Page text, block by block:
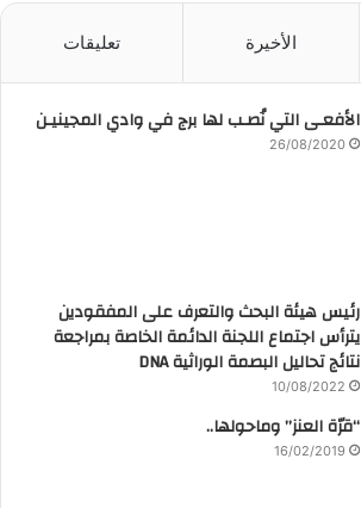
الأخيرة تعليقات
الأفعـى التي نُصـب لها برج في وادي المجينيـن
26/08/2020
رئيس هيئة البحث والتعرف على المفقودين
يترأس اجتماع اللجنة الدائمة الخاصة بمراجعة
نتائج تحاليل البصمة الوراثية DNA
10/08/2022
“قرّة العنز” وماحولها..
16/02/2019